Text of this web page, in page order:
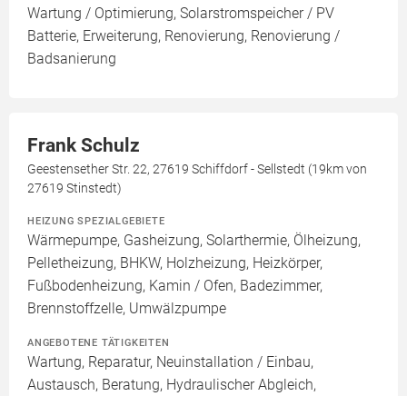
Wartung / Optimierung, Solarstromspeicher / PV
Batterie, Erweiterung, Renovierung, Renovierung /
Badsanierung
Frank Schulz
Geestensether Str. 22, 27619 Schiffdorf - Sellstedt (19km von
27619 Stinstedt)
HEIZUNG SPEZIALGEBIETE
Wärmepumpe, Gasheizung, Solarthermie, Ölheizung,
Pelletheizung, BHKW, Holzheizung, Heizkörper,
Fußbodenheizung, Kamin / Ofen, Badezimmer,
Brennstoffzelle, Umwälzpumpe
ANGEBOTENE TÄTIGKEITEN
Wartung, Reparatur, Neuinstallation / Einbau,
Austausch, Beratung, Hydraulischer Abgleich,